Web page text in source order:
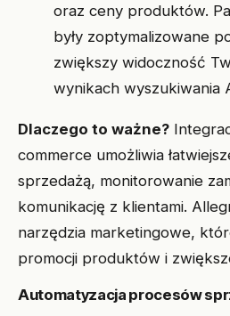
oraz ceny produktów.
były zoptymalizowane
zwiększy widoczność
wynikach wyszukiwania
Dlaczego to ważne?
commerce umożliwia
sprzedażą, monitorowanie
komunikację z klientami.
narzędzia marketingowe,
promocji produktów i
Automatyzacja procesów